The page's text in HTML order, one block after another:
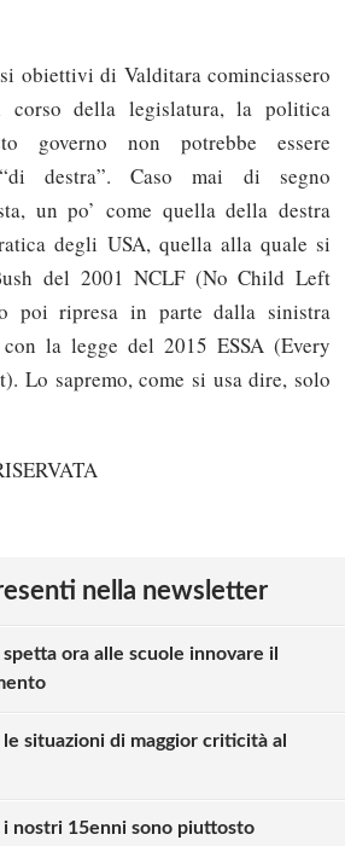
obiettivi di Valditara cominciassero
corso della legislatura, la politica
governo non potrebbe essere
destra”. Caso mai di segno
un po’ come quella della destra
degli USA, quella alla quale si
del 2001 NCLF (No Child Left
poi ripresa in parte dalla sinistra
la legge del 2015 ESSA (Every
Lo sapremo, come si usa dire, solo
nella newsletter
ora alle scuole innovare il
situazioni di maggior criticità al
nostri 15enni sono piuttosto